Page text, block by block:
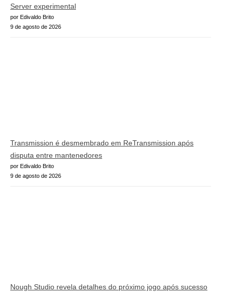
Server experimental
por Edivaldo Brito
9 de agosto de 2026
Transmission é desmembrado em ReTransmission após
disputa entre mantenedores
por Edivaldo Brito
9 de agosto de 2026
Nough Studio revela detalhes do próximo jogo após sucesso